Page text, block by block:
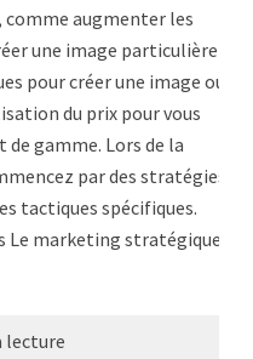
augmenter les
une image particulière
pour créer une image ou
du prix pour vous
gamme. Lors de la
par des stratégies
tactiques spécifiques.
marketing stratégique
lecture